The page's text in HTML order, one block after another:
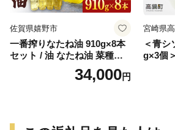
佐賀県嬉野市
一番搾りなたね油 910g×8本
セット / 油 なたね油 菜種油
ナタネ【山下製油】 [NBE00
34,000円
宮崎県
＜青シ
g×3個